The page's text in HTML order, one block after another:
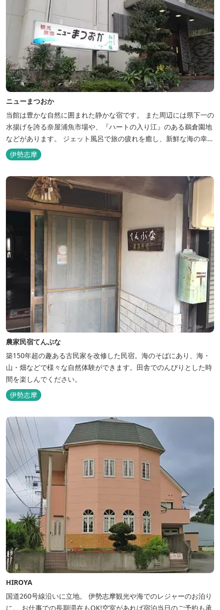
ニューまつおか
当館は豊かな自然に囲まれた静かな宿です。 また周辺には県下一の
水揚げを誇る奈屋浦魚市場や、『ハートの入り江』のある鵜倉園地
などがあります。 ジェット風呂で旅の疲れを癒し、新鮮な海の幸を
どうぞお楽しみください。 ゆったりと・・のんびりと・・くつろぎ
の時間がここにあります。
伊勢志摩
農家民宿てんぷな
築150年超の趣ある古民家を改修した民宿。海のそばにあり、海・
山・畑などで様々な自然体験ができます。田舎でのんびりとした時
間を楽しんでください。
伊勢志摩
HIROYA
国道260号線沿いに立地。 伊勢志摩観光や海でのレジャーのお泊り
に。 お仕事での長期滞在もOK!空室があれば宿泊当日のご予約も承